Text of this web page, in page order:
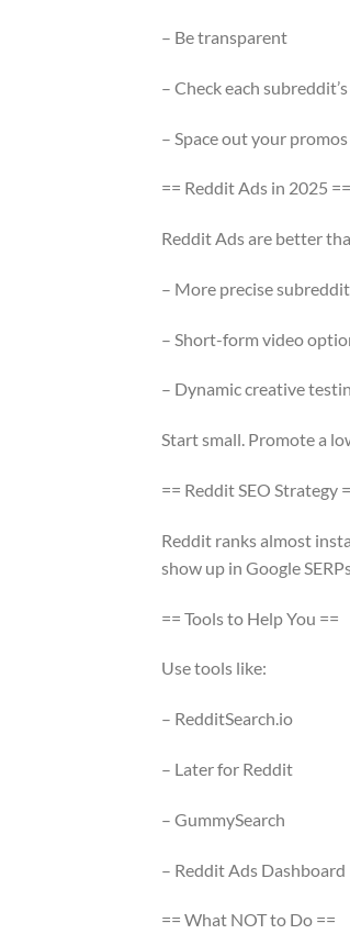
– Be transparent
– Check each
– Space out your promos
== Reddit Ads in 2025 ==
Reddit Ads are better
– More precise
– Short-form video
– Dynamic creative
Start small. Promote a
== Reddit SEO Strategy
Reddit ranks almost
show up in Google
== Tools to Help You ==
Use tools like:
– RedditSearch.io
– Later for Reddit
– GummySearch
– Reddit Ads Dashboard
== What NOT to Do ==